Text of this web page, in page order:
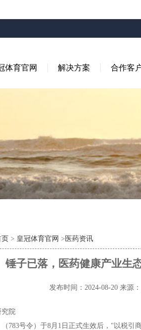
体育官网 解决方案 合作客
> 皇冠体育官网 > 医药资讯
锤子已落，医药健康产业生
发布时间：2024-08-20 来源
究院
783号令）于8月1日正式生效后，"以税